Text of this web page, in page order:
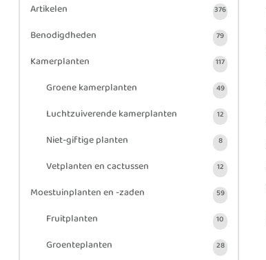
Artikelen
376
Benodigdheden 79
Kamerplanten 117
Groene kamerplanten 49
Luchtzuiverende kamerplanten 12
Niet-giftige planten 8
Vetplanten en cactussen 12
Moestuinplanten en -zaden 59
Fruitplanten 10
Groenteplanten 28